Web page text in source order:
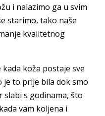
i nalazimo ga u svim
starimo, tako naše
kvalitetnog
kada koža postaje sve
je to prije bila dok smo
slabi s godinama, što
vam koljena i